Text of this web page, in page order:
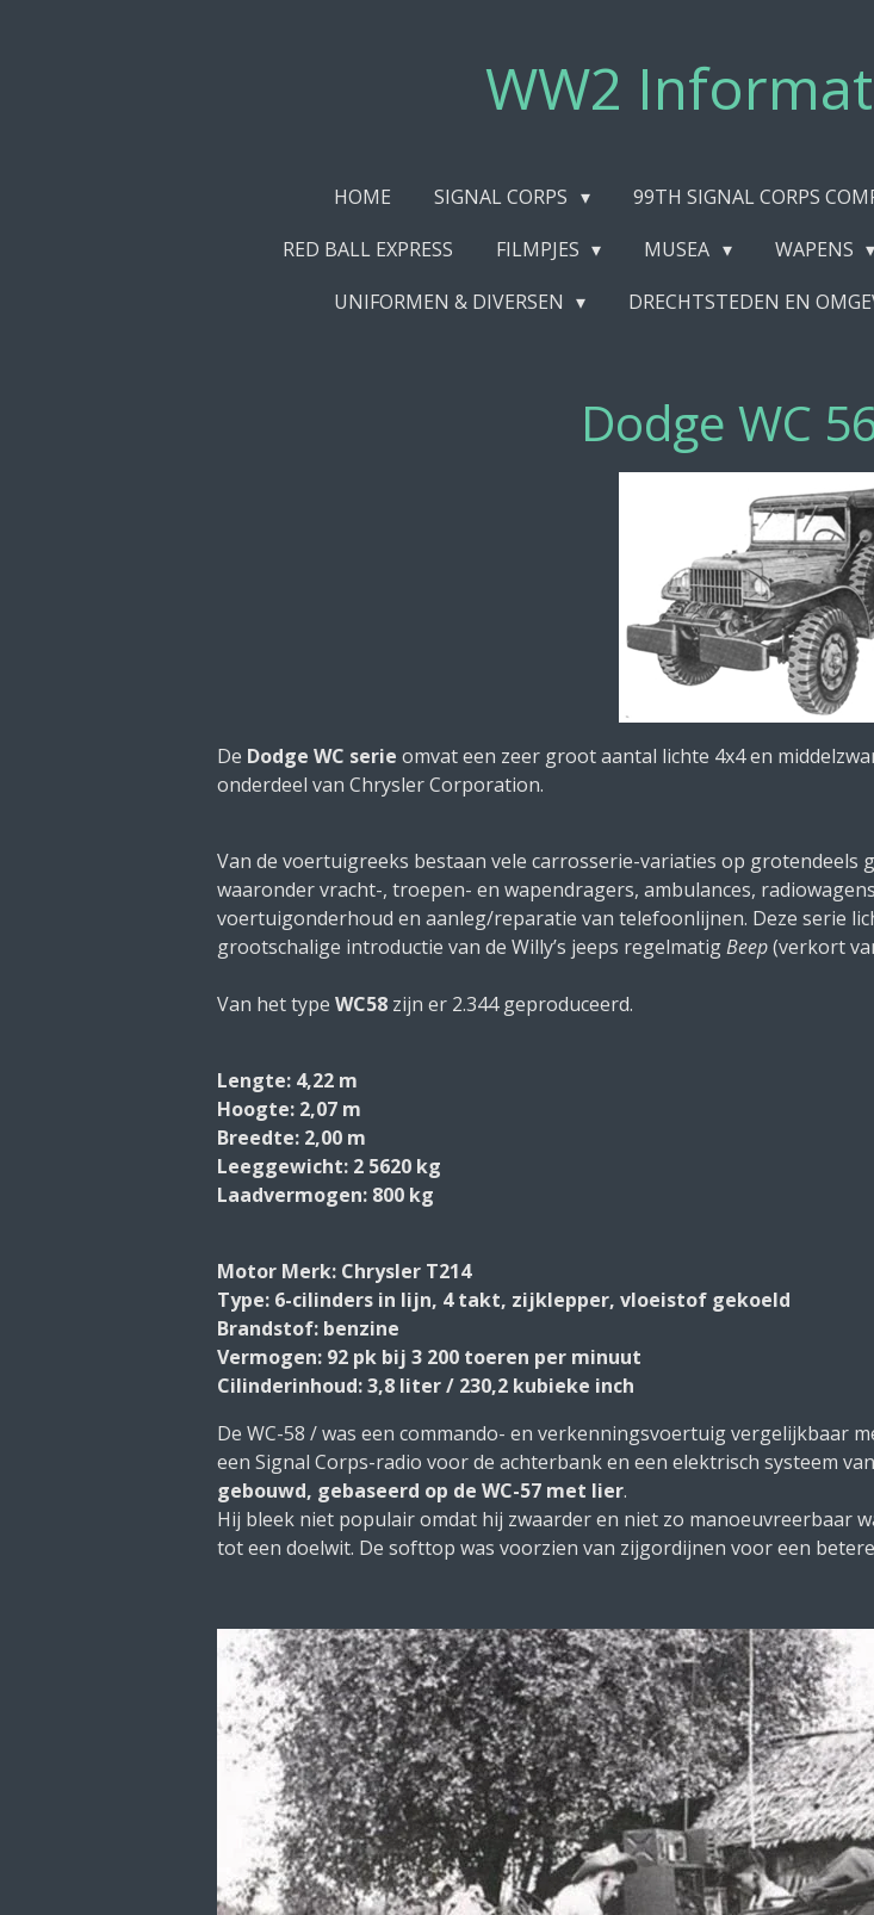
WW2
HOME SIGNAL CORPS 99TH SIGNAL CORPS
RED BALL EXPRESS
FILMPJES MUSEA WAPENS
UNIFORMEN & DIVERSEN
DRECHTSTEDEN EN
Dodge WC
De Dodge WC serie omvat een zeer groot aantal lichte 4x4 en
onderdeel van Chrysler Corporation.
Van de voertuigreeks bestaan vele carrosserie-variaties op grotendeels
waaronder vracht-, troepen- en wapendragers, ambulances,
voertuigonderhoud en aanleg/reparatie van telefoonlijnen. Deze serie
grootschalige introductie van de Willy’s jeeps regelmatigBeep(verkort
Van het type WC58 zijn er 2.344 geproduceerd.
Lengte: 4,22 m
Hoogte: 2,07 m
Breedte: 2,00 m
Leeggewicht: 2 5620 kg
Laadvermogen: 800 kg
Motor Merk: Chrysler T214
Type: 6-cilinders in lijn, 4 takt, zijklepper, vloeistof gekoeld
Brandstof: benzine
Vermogen: 92 pk bij 3 200 toeren per minuut
Cilinderinhoud: 3,8 liter / 230,2 kubieke inch
De WC-58 / was een commando- en verkenningsvoertuig vergelijkbaar
een Signal Corps-radio voor de achterbank en een elektrisch systeem
gebouwd, gebaseerd op de WC-57 met lier.
Hij bleek niet populair omdat hij zwaarder en niet zo manoeuvreerbaar
tot een doelwit. De softtop was voorzien van zijgordijnen voor een